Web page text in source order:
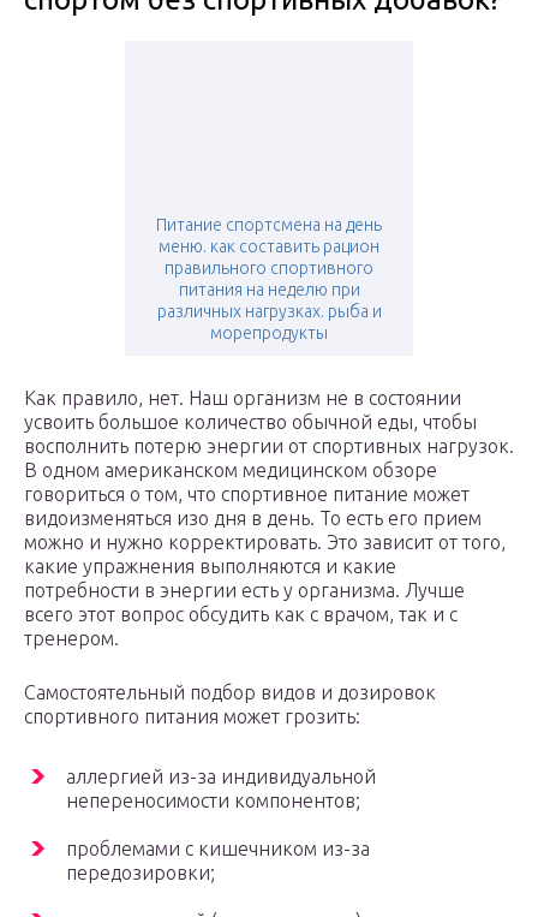
Питание спортсмена на день
меню. как составить рацион
правильного спортивного
питания на неделю при
различных нагрузках. рыба и
морепродукты
Как правило, нет. Наш организм не в состоянии
усвоить большое количество обычной еды, чтобы
восполнить потерю энергии от спортивных нагрузок.
В одном американском медицинском обзоре
говориться о том, что спортивное питание может
видоизменяться изо дня в день. То есть его прием
можно и нужно корректировать. Это зависит от того,
какие упражнения выполняются и какие
потребности в энергии есть у организма. Лучше
всего этот вопрос обсудить как с врачом, так и с
тренером.
Самостоятельный подбор видов и дозировок
спортивного питания может грозить:
аллергией из-за индивидуальной
непереносимости компонентов;
проблемами с кишечником из-за
передозировки;